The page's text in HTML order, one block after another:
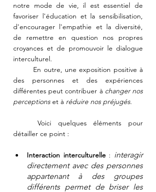
notre mode de vie, il est essentiel de
favoriser l'éducation et la sensibilisation,
d'encourager l'empathie et la diversité,
de remettre en question nos propres
croyances et de promouvoir le dialogue
interculturel.
des personnes et des expériences
différentes peut contribuer à changer nos
perceptions et à réduire nos préjugés.
détailler ce point :
Interaction interculturelle : interagir
directement avec des personnes
appartenant à des groupes
différents permet de briser les